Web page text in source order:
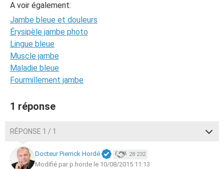
A voir également:
Jambe bleue et douleurs
Érysipèle jambe photo
Lingue bleue
Muscle jambe
Maladie bleue
Fourmillement jambe
1 réponse
RÉPONSE 1 / 1
Docteur Pierrick Hordé 28 232
Modifié par p.horde le 10/08/2015 11:13